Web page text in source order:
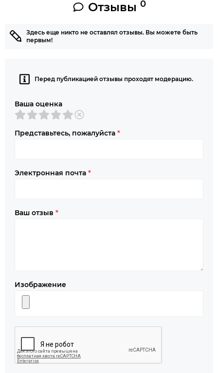
Отзывы0
Здесь еще никто не оставлял отзывы. Вы можете быть
первым!
Перед публикацией отзывы проходят модерацию.
Ваша оценка
Представьтесь, пожалуйста *
Электронная почта *
Ваш отзыв *
Изображение